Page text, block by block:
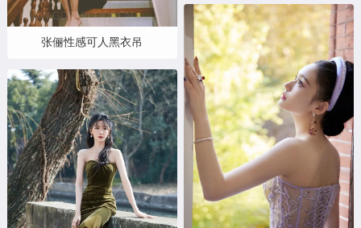
张俪性感可人黑衣吊